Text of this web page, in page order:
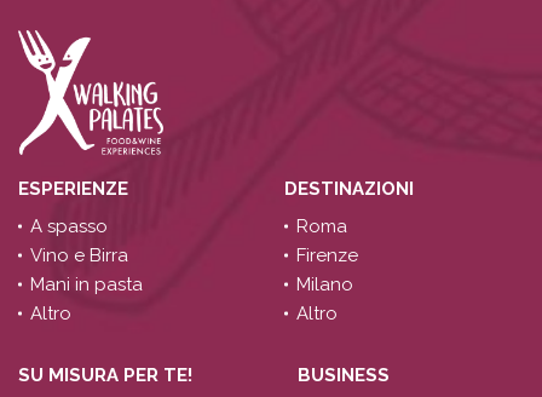
ESPERIENZE
A spasso
Vino e Birra
Mani in pasta
Altro
DESTINAZIONI
Roma
Firenze
Milano
Altro
SU MISURA PER TE!
BUSINESS